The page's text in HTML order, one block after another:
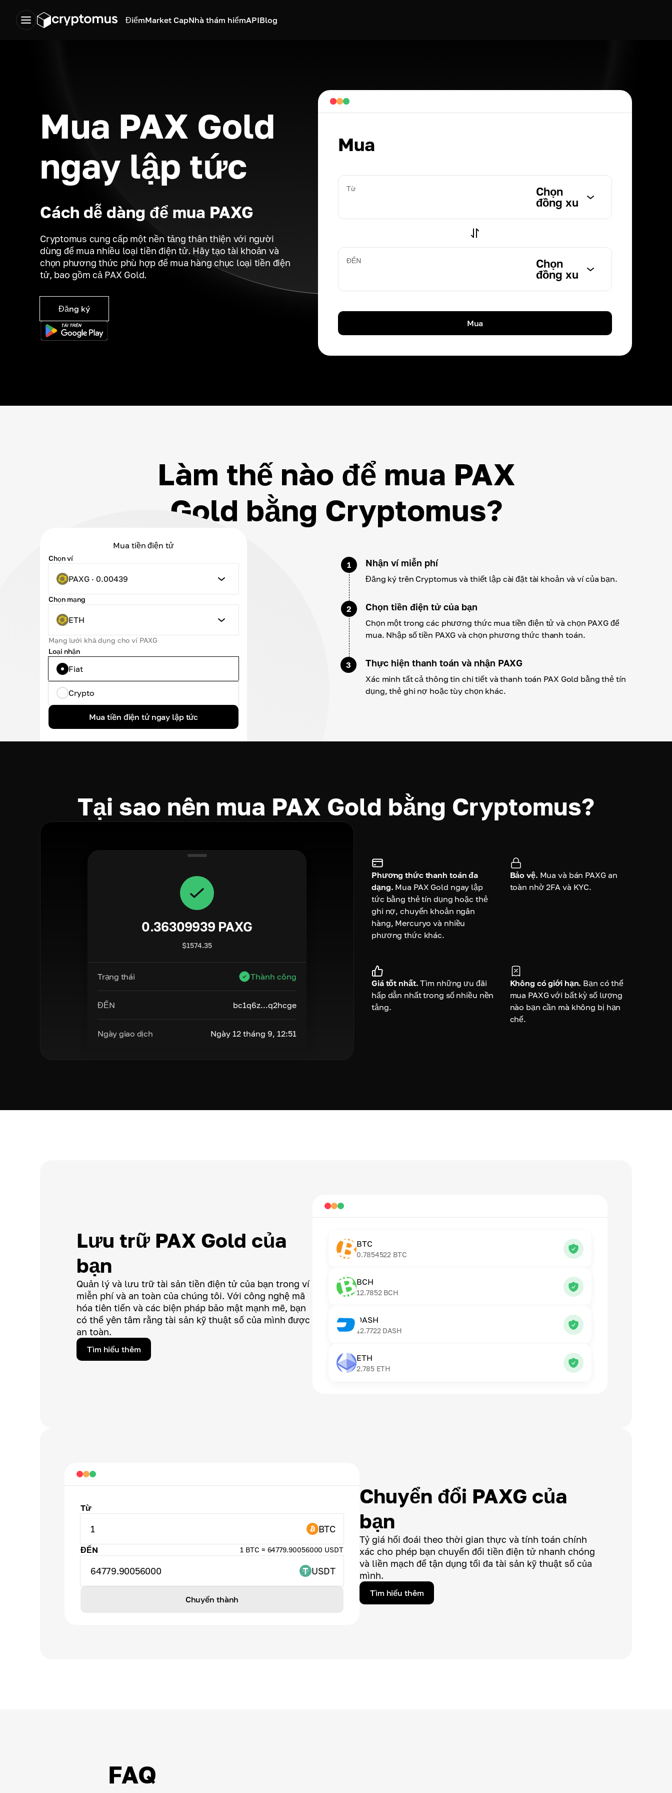
ĐiểmMarket CapNhà thám hiểmAPIBlog
Mua PAX Gold
ngay lập tức
Cách dễ dàng để mua PAXG
Cryptomus cung cấp một nền tảng thân thiện với người
dùng để mua nhiều loại tiền điện tử. Hãy tạo tài khoản và
chọn phương thức phù hợp để mua hàng chục loại tiền điện
tử, bao gồm cả PAX Gold.
Đăng ký
Mua
Từ
Chọn
đồng xu
ĐẾN
Chọn
đồng xu
Mua
Làm thế nào để mua PAX
Gold bằng Cryptomus?
Mua tiền điện tử
Chọn ví
PAXG · 0.00439
Chọn mạng
ETH
Mạng lưới khả dụng cho ví PAXG
Loại nhận
Fiat
Crypto
Mua tiền điện tử ngay lập tức
1 Nhận ví miễn phí
Đăng ký trên Cryptomus và thiết lập cài đặt tài khoản và ví của bạn.
2 Chọn tiền điện tử của bạn
Chọn một trong các phương thức mua tiền điện tử và chọn PAXG để
mua. Nhập số tiền PAXG và chọn phương thức thanh toán.
3 Thực hiện thanh toán và nhận PAXG
Xác minh tất cả thông tin chi tiết và thanh toán PAX Gold bằng thẻ tín
dụng, thẻ ghi nợ hoặc tùy chọn khác.
Tại sao nên mua PAX Gold bằng Cryptomus?
0.36309939 PAXG
$1574.35
Trạng thái Thành công
ĐẾN bc1q6z...q2hcge
Ngày giao dịch Ngày 12 tháng 9, 12:51
Phương thức thanh toán đa
dạng. Mua PAX Gold ngay lập
tức bằng thẻ tín dụng hoặc thẻ
ghi nợ, chuyển khoản ngân
hàng, Mercuryo và nhiều
phương thức khác.
Bảo vệ. Mua và bán PAXG an
toàn nhờ 2FA và KYC.
Giá tốt nhất. Tìm những ưu đãi
hấp dẫn nhất trong số nhiều nền
tảng.
Không có giới hạn. Bạn có thể
mua PAXG với bất kỳ số lượng
nào bạn cần mà không bị hạn
chế.
Lưu trữ PAX Gold của
bạn
Quản lý và lưu trữ tài sản tiền điện tử của bạn trong ví
miễn phí và an toàn của chúng tôi. Với công nghệ mã
hóa tiên tiến và các biện pháp bảo mật mạnh mẽ, bạn
có thể yên tâm rằng tài sản kỹ thuật số của mình được
an toàn.
Tìm hiểu thêm
BTC
0.7854522 BTC
BCH
12.7852 BCH
DASH
12.7722 DASH
ETH
2.785 ETH
Chuyển đổi PAXG của
bạn
Tỷ giá hối đoái theo thời gian thực và tính toán chính
xác cho phép bạn chuyển đổi tiền điện tử nhanh chóng
và liền mạch để tận dụng tối đa tài sản kỹ thuật số của
mình.
Tìm hiểu thêm
Từ
1 BTC
ĐẾN 1 BTC ≈ 64779.90056000 USDT
64779.90056000 USDT
Chuyển thành
FAQ